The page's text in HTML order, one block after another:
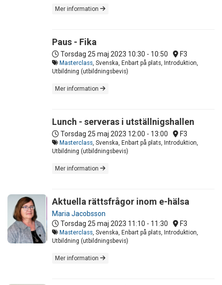
Mer information
Paus - Fika
Torsdag 25 maj 2023 10:30 - 10:50 F3
Masterclass, Svenska, Enbart på plats, Introduktion,
Utbildning (utbildningsbevis)
Mer information
Lunch - serveras i utställnigshallen
Torsdag 25 maj 2023 12:00 - 13:00 F3
Masterclass, Svenska, Enbart på plats, Introduktion,
Utbildning (utbildningsbevis)
Mer information
Aktuella rättsfrågor inom e-hälsa
Maria Jacobsson
Torsdag 25 maj 2023 11:10 - 11:30 F3
Masterclass, Svenska, Enbart på plats, Introduktion,
Utbildning (utbildningsbevis)
Mer information